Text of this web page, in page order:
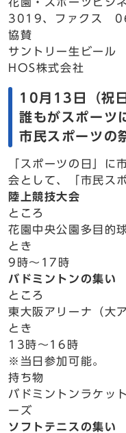
3019、ファクス
協賛
サントリー生ビール
HOS株式会社
10月13日（祝日
誰もがスポーツ
市民スポーツの
「スポーツの日」に
会として、「市民ス
陸上競技大会
ところ
花園中央公園多目的
とき
9時～17時
バドミントンの集い
ところ
東大阪アリーナ（大
とき
13時～16時
※当日参加可能。
持ち物
バドミントンラケッ
ーズ
ソフトテニスの集い